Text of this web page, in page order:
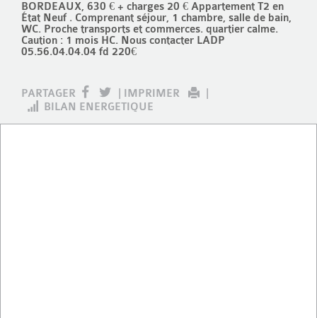
BORDEAUX, 630 € + charges 20 € Appartement T2 en
État Neuf . Comprenant séjour, 1 chambre, salle de bain,
WC. Proche transports et commerces. quartier calme.
Caution : 1 mois HC. Nous contacter LADP
05.56.04.04.04 fd 220€
PARTAGER IMPRIMER
BILAN ENERGETIQUE